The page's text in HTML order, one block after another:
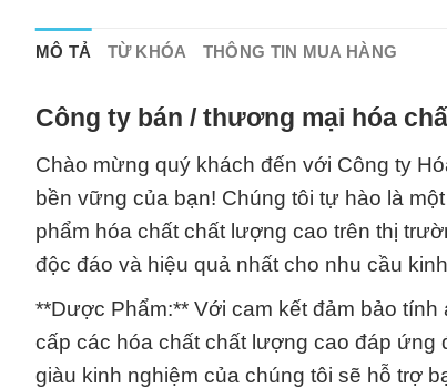
MÔ TẢ TỪ KHÓA THÔNG TIN MUA HÀNG
Công ty bán / thương mại hóa
Chào mừng quý khách đến với Công ty
bền vững của bạn! Chúng tôi tự hào là
phẩm hóa chất chất lượng cao trên thị
độc đáo và hiệu quả nhất cho nhu cầu
**Dược Phẩm:** Với cam kết đảm bảo
cấp các hóa chất chất lượng cao đáp
giàu kinh nghiệm của chúng tôi sẽ hỗ trợ